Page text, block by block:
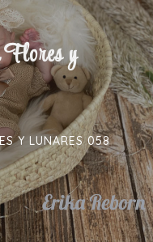
y
Y LUNARES 058